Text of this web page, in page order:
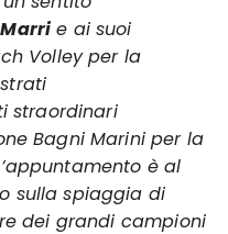
e ai suoi
Volley per la
straordinari
Bagni Marini per la
è al
sulla spiaggia di
dei grandi campioni